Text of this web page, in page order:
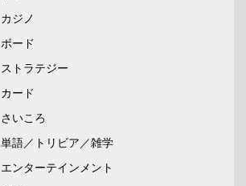
カジノ
ボード
ストラテジー
カード
さいころ
単語／トリビア／雑学
エンターテインメント